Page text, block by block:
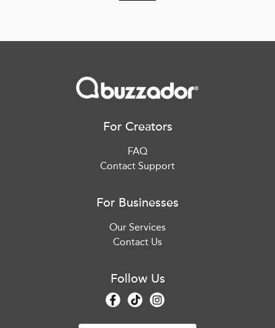
For Creators
FAQ
Contact Support
For Businesses
Our Services
Contact Us
Follow Us